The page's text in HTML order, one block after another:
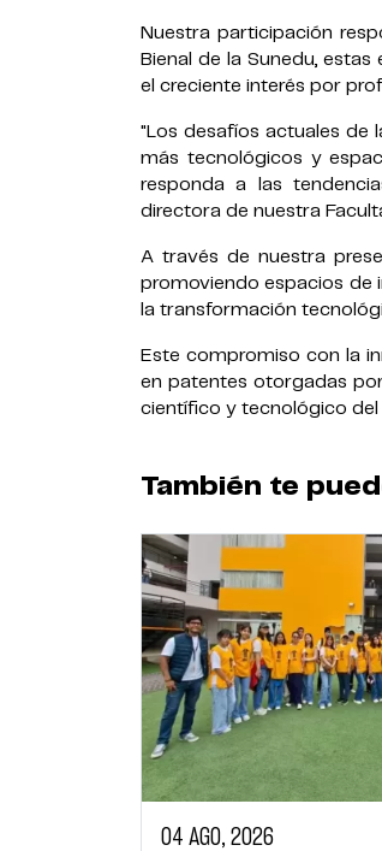
Nuestra participación
Bienal de la Sunedu,
el creciente interés por
"Los desafíos actuales de
más tecnológicos y
responda a las
directora de nuestra
A través de nuestra
promoviendo espacios de
la transformación
Este compromiso con la
en patentes otorgadas
científico y tecnológico del
También te
04 AGO, 2026